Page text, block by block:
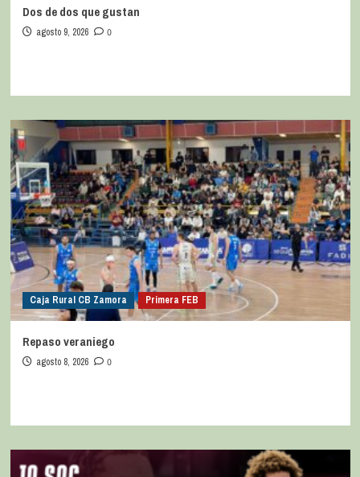
Dos de dos que gustan
agosto 9, 2026 0
Caja Rural CB Zamora Primera FEB
Repaso veraniego
agosto 8, 2026 0